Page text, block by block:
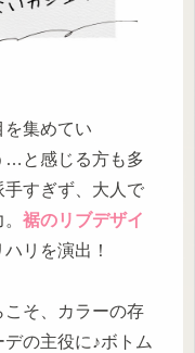
集めてい
…と感じる方も多
すぎず、大人で
裾のリブデザイ
リを演出！
こそ、カラーの存
の主役に♪ボトム